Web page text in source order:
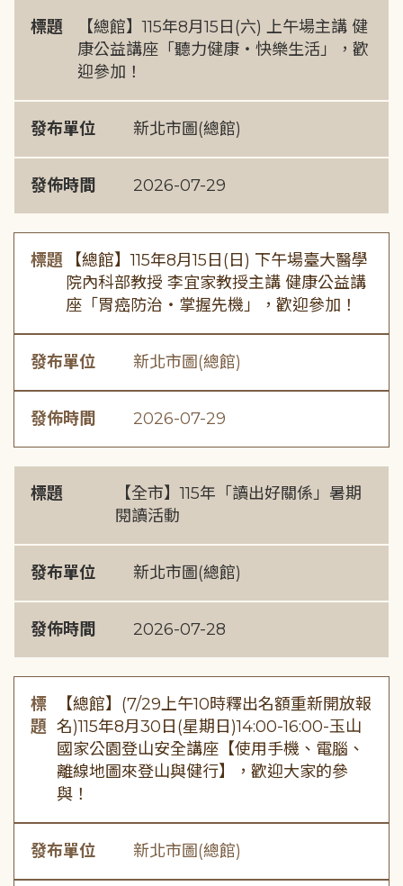
標題
【總館】115年8月15日(六) 上午場主講 健
康公益講座「聽力健康・快樂生活」，歡
迎參加！
發布單位 新北市圖(總館)
發佈時間 2026-07-29
標題
【總館】115年8月15日(日) 下午場臺大醫學
院內科部教授 李宜家教授主講 健康公益講
座「胃癌防治・掌握先機」，歡迎參加！
發布單位 新北市圖(總館)
發佈時間 2026-07-29
標題
【全市】115年「讀出好關係」暑期
閱讀活動
發布單位 新北市圖(總館)
發佈時間 2026-07-28
標
題
【總館】(7/29上午10時釋出名額重新開放報
名)115年8月30日(星期日)14:00-16:00-玉山
國家公園登山安全講座【使用手機、電腦、
離線地圖來登山與健行】，歡迎大家的參
與！
發布單位 新北市圖(總館)